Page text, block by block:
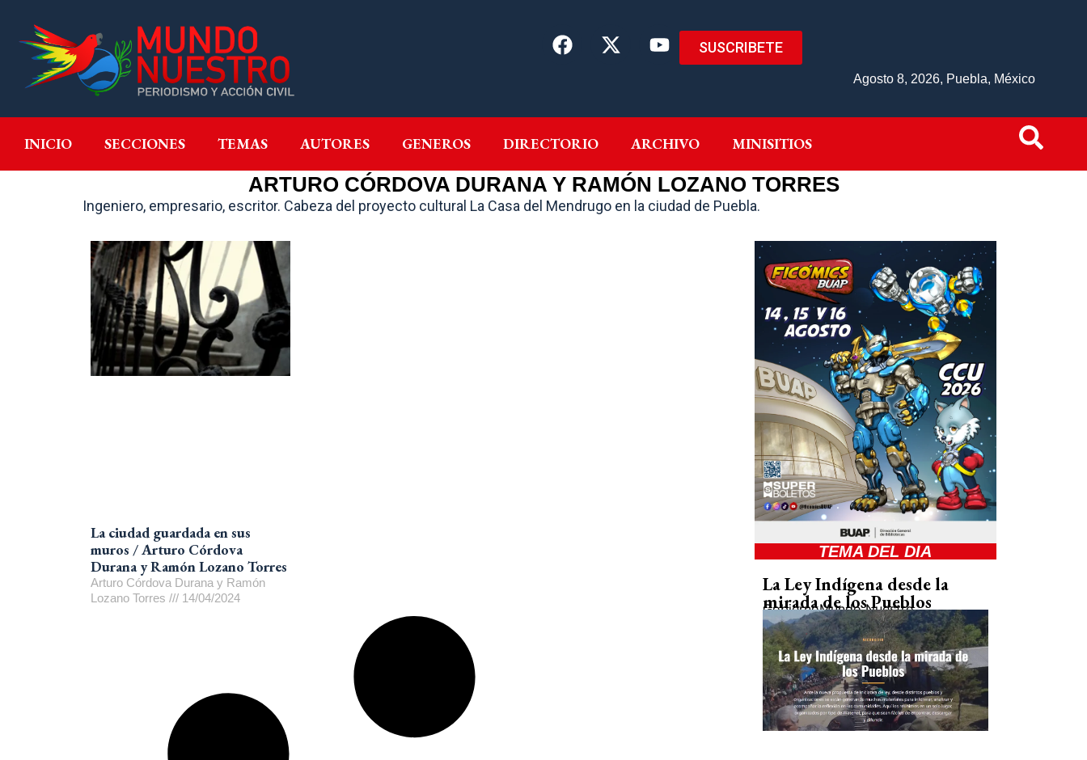
SUSCRIBETE
Agosto 8, 2026, Puebla, México
INICIO SECCIONES TEMAS AUTORES GENEROS DIRECTORIO ARCHIVO MINISITIOS
INICIO SECCIONES GENEROS DIRECTORIO ARCHIVO MINISITIOS
ARTURO CÓRDOVA DURANA Y RAMÓN LOZANO TORRES
Ingeniero, empresario, escritor. Cabeza del proyecto cultural La Casa del Mendrugo en la ciudad de Puebla.
La ciudad guardada en sus
muros / Arturo Córdova
Durana y Ramón Lozano Torres
Arturo Córdova Durana y Ramón
Lozano Torres
14/04/2024
TEMA DEL DIA
La Ley Indígena desde la
mirada de los Pueblos
GobiernoMundo Nuestro